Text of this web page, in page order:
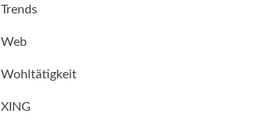
Trends
Web
Wohltätigkeit
XING